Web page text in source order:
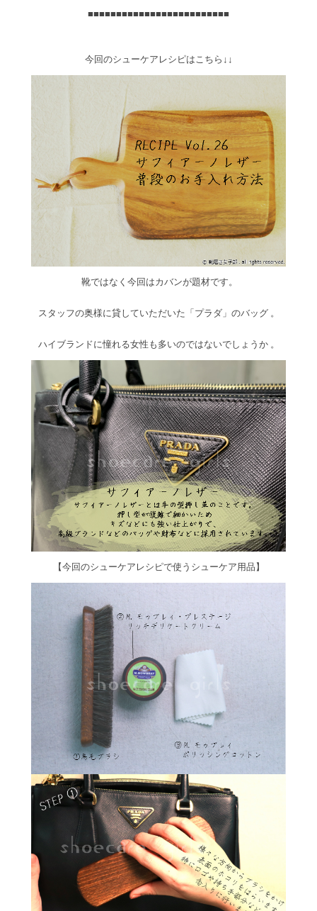
■■■■■■■■■■■■■■■■■■■■■■■■■
今回のシューケアレシピはこちら↓↓
靴ではなく今回はカバンが題材です。
スタッフの奥様に貸していただいた「プラダ」のバッグ 。
ハイブランドに憧れる女性も多いのではないでしょうか 。
【今回のシューケアレシピで使うシューケア用品】